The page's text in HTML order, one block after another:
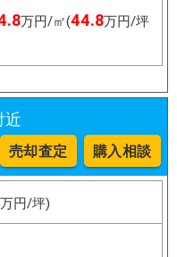
万円/㎡(44.8万円/坪
近
売却査定 購入相談
万円/坪)